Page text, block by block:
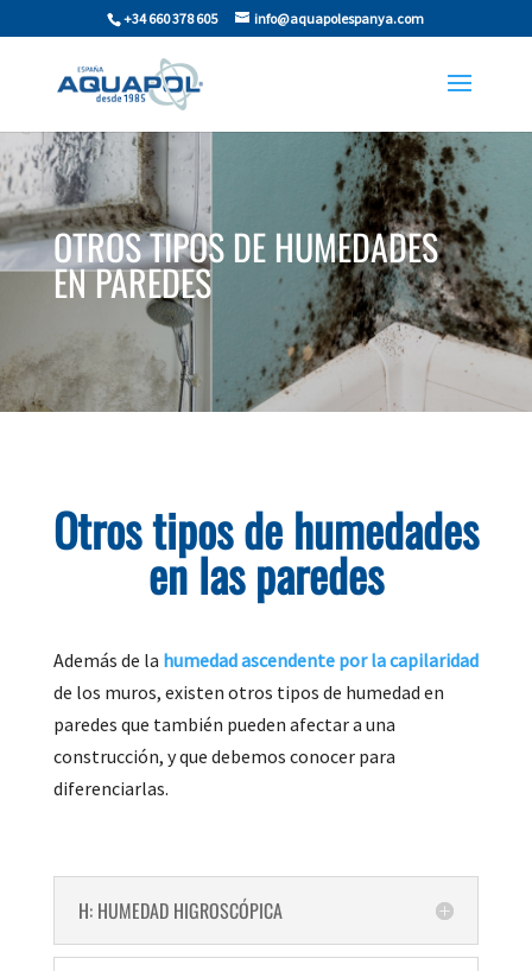
+34 660 378 605 info@aquapolespanya.com
OTROS TIPOS DE HUMEDADES
EN PAREDES
Otros tipos de humedades
en las paredes
Además de la humedad ascendente por la capilaridad
de los muros, existen otros tipos de humedad en
paredes que también pueden afectar a una
construcción, y que debemos conocer para
diferenciarlas.
H: HUMEDAD HIGROSCÓPICA